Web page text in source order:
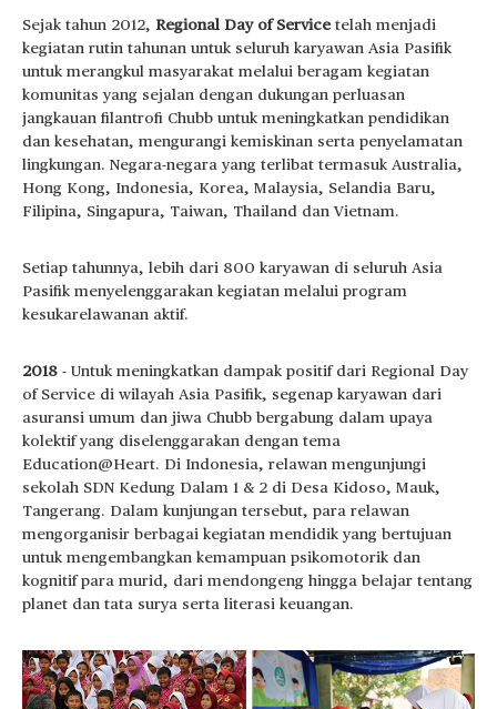
Sejak tahun 2012, Regional Day of Service telah menjadi
kegiatan rutin tahunan untuk seluruh karyawan Asia Pasifik
untuk merangkul masyarakat melalui beragam kegiatan
komunitas yang sejalan dengan dukungan perluasan
jangkauan filantrofi Chubb untuk meningkatkan pendidikan
dan kesehatan, mengurangi kemiskinan serta penyelamatan
lingkungan. Negara-negara yang terlibat termasuk Australia,
Hong Kong, Indonesia, Korea, Malaysia, Selandia Baru,
Filipina, Singapura, Taiwan, Thailand dan Vietnam.
Setiap tahunnya, lebih dari 800 karyawan di seluruh Asia
Pasifik menyelenggarakan kegiatan melalui program
kesukarelawanan aktif.
2018 - Untuk meningkatkan dampak positif dari Regional Day
of Service di wilayah Asia Pasifik, segenap karyawan dari
asuransi umum dan jiwa Chubb bergabung dalam upaya
kolektif yang diselenggarakan dengan tema
Education@Heart. Di Indonesia, relawan mengunjungi
sekolah SDN Kedung Dalam 1 & 2 di Desa Kidoso, Mauk,
Tangerang. Dalam kunjungan tersebut, para relawan
mengorganisir berbagai kegiatan mendidik yang bertujuan
untuk mengembangkan kemampuan psikomotorik dan
kognitif para murid, dari mendongeng hingga belajar tentang
planet dan tata surya serta literasi keuangan.